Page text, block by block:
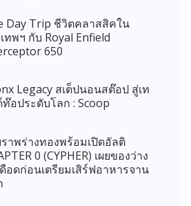
Day Trip ชีวิตคลาสสิคใน
ทพฯ กับ Royal Enfield
650
Legacy สเต็ปนอนสต๊อป สู่เท
อประดับโลก : Scoop
าพร่างทองพร้อมเปิดอัลติ
0 (CYPHER) เผยของว่าง
อดก่อนเตรียมเสิร์ฟอาหารจาน